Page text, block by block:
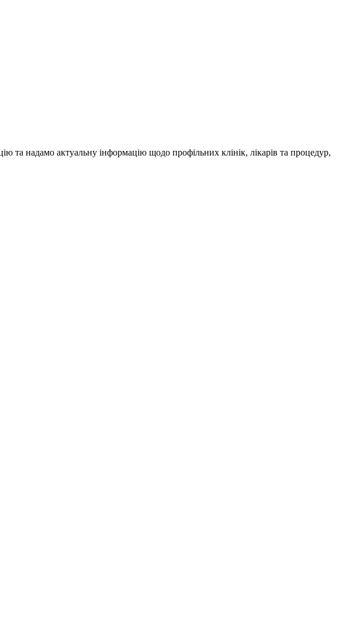
та надамо актуальну інформацію щодо профільних клінік, лікарів та процедур,